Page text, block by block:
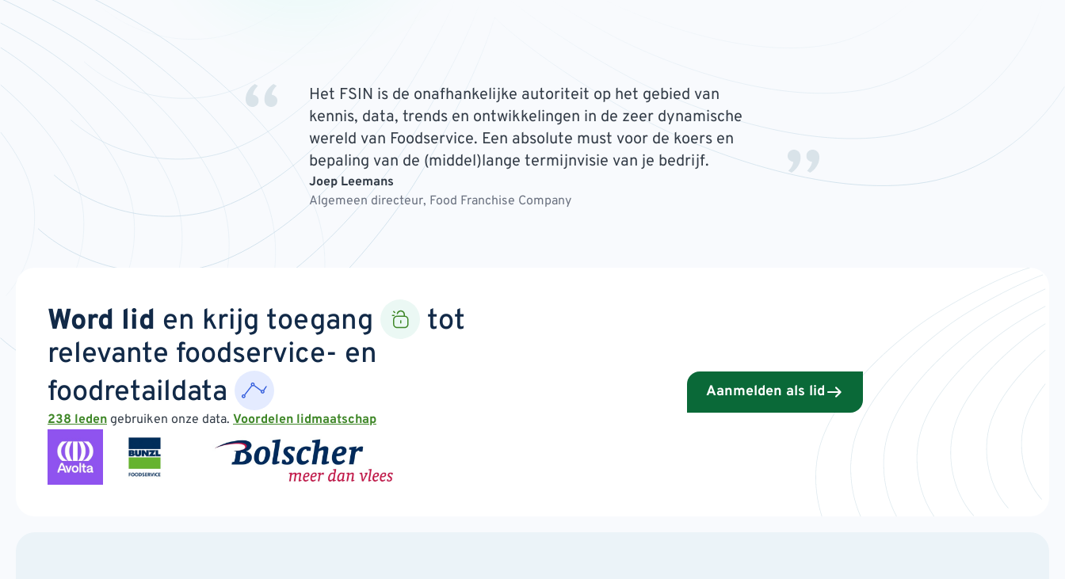
Het FSIN is de onafhankelijke autoriteit op het gebied van
kennis, data, trends en ontwikkelingen in de zeer dynamische
wereld van Foodservice. Een absolute must voor de koers en
bepaling van de (middel)lange termijnvisie van je bedrijf.
Joep Leemans
Algemeen directeur, Food Franchise Company
Word lid en krijg toegang
tot
relevante foodservice- en
foodretaildata
238 leden gebruiken onze data. Voordelen lidmaatschap
Aanmelden als lid